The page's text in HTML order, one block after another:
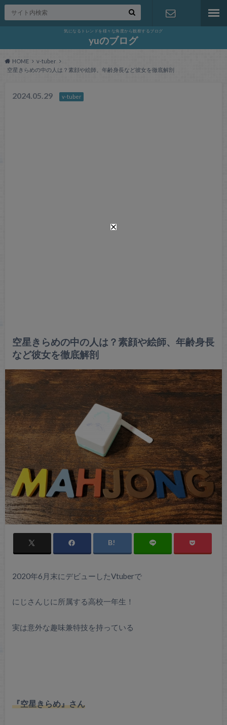
気になるトレンドを様々な角度から観察するブログ
yuのブログ
HOME
v-tuber
空星きらめの中の人は？素顔や絵師、年齢身長など彼女を徹底解剖
2024.05.29 v-tuber
空星きらめの中の人は？素顔や絵師、年齢身長
など彼女を徹底解剖
2020年6月末にデビューしたVtuberで
にじさんじに所属する高校一年生！
実は意外な趣味兼特技を持っている
『空星きらめ』さん